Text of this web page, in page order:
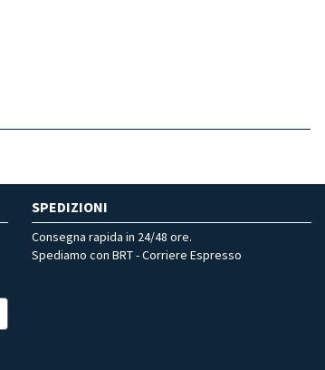
SPEDIZIONI
Consegna rapida in 24/48 ore.
Spediamo con BRT - Corriere Espresso